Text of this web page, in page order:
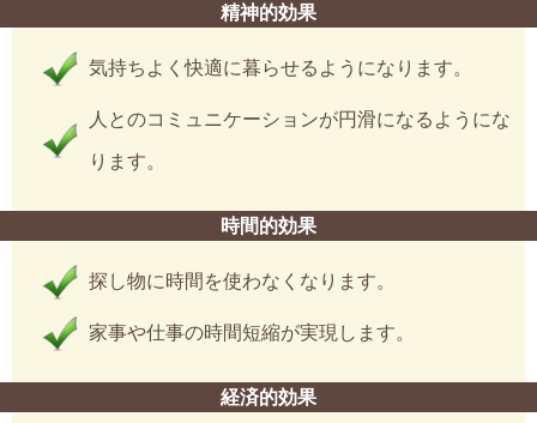
精神的効果
気持ちよく快適に暮らせるようになります。
人とのコミュニケーションが円滑になるようにな
ります。
時間的効果
探し物に時間を使わなくなります。
家事や仕事の時間短縮が実現します。
経済的効果